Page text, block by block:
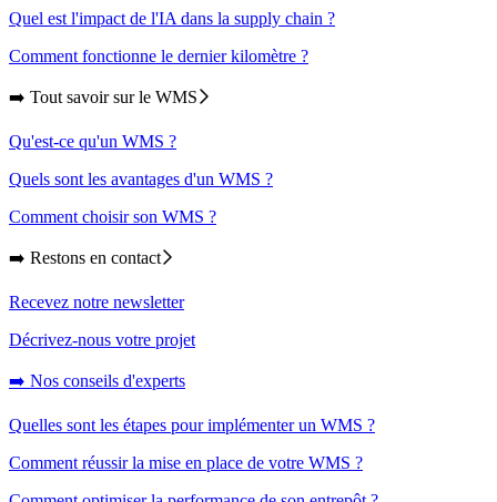
Quel est l'impact de l'IA dans la supply chain ?
Comment fonctionne le dernier kilomètre ?
➡️ Tout savoir sur le WMS
Qu'est-ce qu'un WMS ?
Quels sont les avantages d'un WMS ?
Comment choisir son WMS ?
➡️ Restons en contact
Recevez notre newsletter
Décrivez-nous votre projet
➡️ Nos conseils d'experts
Quelles sont les étapes pour implémenter un WMS ?
Comment réussir la mise en place de votre WMS ?